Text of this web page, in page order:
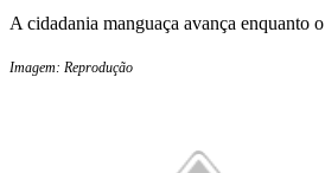
A cidadania manguaça avança enquanto o
Imagem: Reprodução